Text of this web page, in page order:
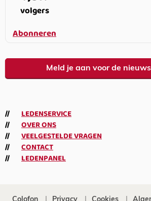
volgers
Abonneren
Meld je aan voor de
LEDENSERVICE
OVER ONS
VEELGESTELDE VRAGEN
CONTACT
LEDENPANEL